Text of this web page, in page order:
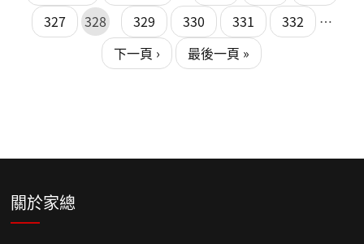
327
328 329 330 331 332
…
下一頁 ›
最後一頁 »
關於家總